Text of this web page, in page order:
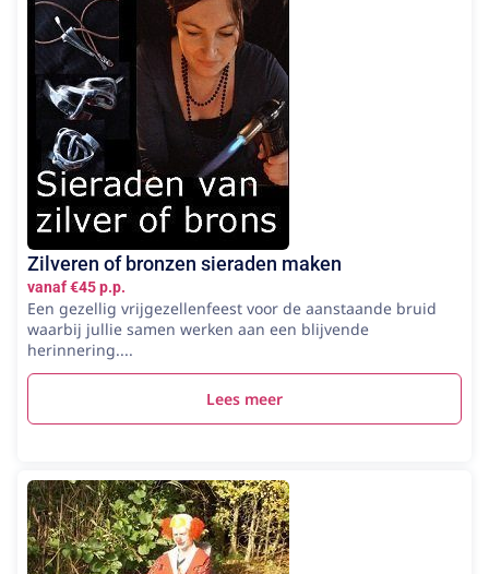
Zilveren of bronzen sieraden maken
vanaf €45 p.p.
Een gezellig vrijgezellenfeest voor de aanstaande bruid
waarbij jullie samen werken aan een blijvende
herinnering....
Lees meer